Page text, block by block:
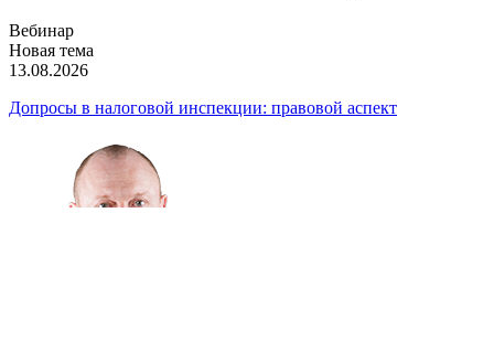
Вебинар
Новая тема
13.08.2026
Допросы в налоговой инспекции: правовой аспект